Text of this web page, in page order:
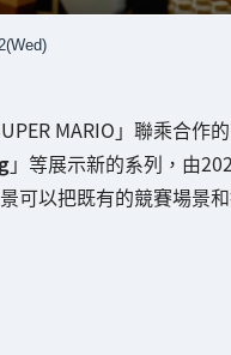
MARIO」聯乘合作
」等展示新的系列，由
可以把既有的競賽場景